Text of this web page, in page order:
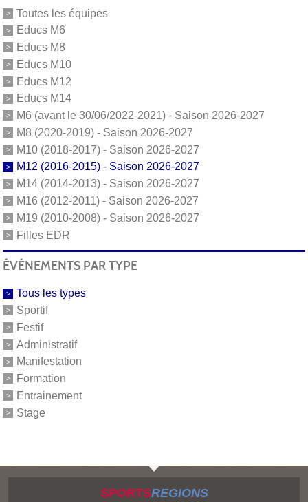
Toutes les équipes
Educs M6
Educs M8
Educs M10
Educs M12
Educs M14
M6 (avant le 30/06/2022-2021) - Saison 2026-2027
M8 (2020-2019) - Saison 2026-2027
M10 (2018-2017) - Saison 2026-2027
M12 (2016-2015) - Saison 2026-2027
M14 (2014-2013) - Saison 2026-2027
M16 (2012-2011) - Saison 2026-2027
M19 (2010-2008) - Saison 2026-2027
Filles EDR
ÉVÉNEMENTS PAR TYPE
Tous les types
Sportif
Festif
Administratif
Manifestation
Formation
Entrainement
Stage
SPORTSREGIONS